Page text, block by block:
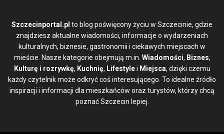
Szczecinportal.pl to blog poświęcony życiu w Szczecinie, gdzie
znajdziesz aktualne wiadomości, informacje o wydarzeniach
kulturalnych, biznesie, gastronomii i ciekawych miejscach w
mieście. Nasze kategorie obejmują m.in. Wiadomości, Biznes,
Kulturę i rozrywkę, Kuchnię, Lifestylei Miejsca, dzięki czemu
każdy czytelnik może odkryć coś interesującego. To idealne źródło
inspiracji i informacji dla mieszkańców oraz turystów, którzy chcą
poznać Szczecin lepiej.